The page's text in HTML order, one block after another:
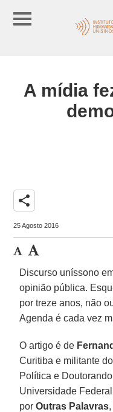
A mídia
share
25 Agosto 2016
Discurso uníssono
opinião pública.
por treze anos, não
Agenda é cada vez
O artigo é de
Curitiba e militante do
Política e
Universidade
porOutras Palavras